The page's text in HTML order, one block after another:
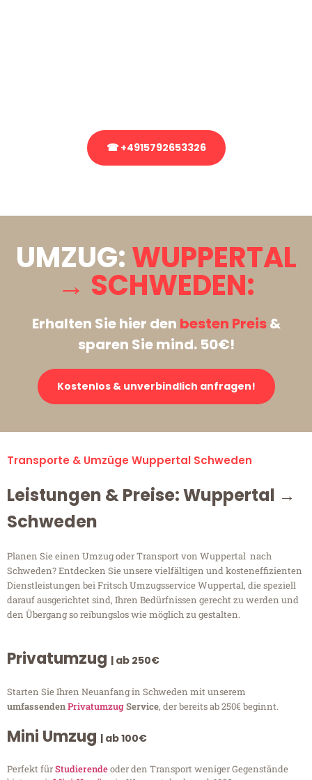
☎ +4915792653326
UMZUG:WUPPERTAL
→ SCHWEDEN:
Erhalten Sie hier den besten Preis&
sparen Sie mind. 50€!
Kostenlos & unverbindlich anfragen!
Transporte & Umzüge Wuppertal Schweden
Leistungen & Preise: Wuppertal →
Schweden
Planen Sie einen Umzug oder Transport von Wuppertal nach
Schweden? Entdecken Sie unsere vielfältigen und kosteneffizienten
Dienstleistungen bei Fritsch Umzugsservice Wuppertal, die speziell
darauf ausgerichtet sind, Ihren Bedürfnissen gerecht zu werden und
den Übergang so reibungslos wie möglich zu gestalten.
Privatumzug | ab 250€
Starten Sie Ihren Neuanfang in Schweden mit unserem
umfassendenPrivatumzugService, der bereits ab 250€ beginnt.
Mini Umzug | ab 100€
Perfekt fürStudierendeoder den Transport weniger Gegenstände